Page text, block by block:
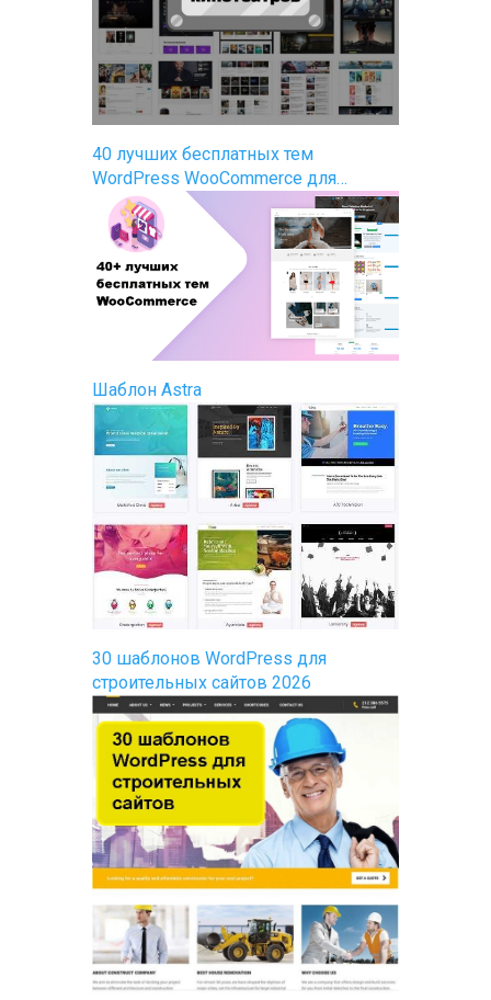
40 лучших бесплатных тем
WordPress WooCommerce для…
Шаблон Astra
30 шаблонов WordPress для
строительных сайтов 2026